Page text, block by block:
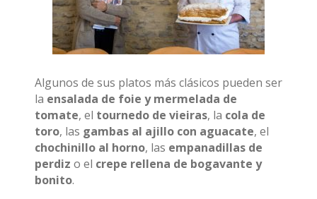
Algunos de sus platos más clásicos pueden ser
la ensalada de foie y mermelada de
tomate, el tournedo de vieiras, la cola de
toro, las gambas al ajillo con aguacate, el
chochinillo al horno, las empanadillas de
perdiz o el crepe rellena de bogavante y
bonito.